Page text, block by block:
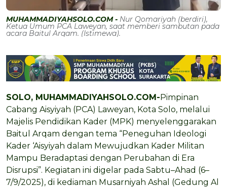
MUHAMMADIYAHSOLO.COM - Nur Qomariyah (berdiri),
Ketua Umum PCA Laweyan, saat memberi sambutan pada
acara Baitul Arqam. (Istimewa).
SOLO, MUHAMMADIYAHSOLO.COM- Pimpinan
Cabang Aisyiyah (PCA) Laweyan, Kota Solo, melalui
Majelis Pendidikan Kader (MPK) menyelenggarakan
Baitul Arqam dengan tema “Peneguhan Ideologi
Kader ‘Aisyiyah dalam Mewujudkan Kader Militan
Mampu Beradaptasi dengan Perubahan di Era
Disrupsi”. Kegiatan ini digelar pada Sabtu–Ahad (6–
7/9/2025), di kediaman Musarniyah Ashal (Gedung Al